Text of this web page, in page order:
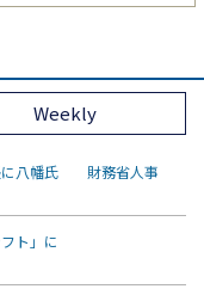
Weekly
に八幡氏 財務省人事
ト」に